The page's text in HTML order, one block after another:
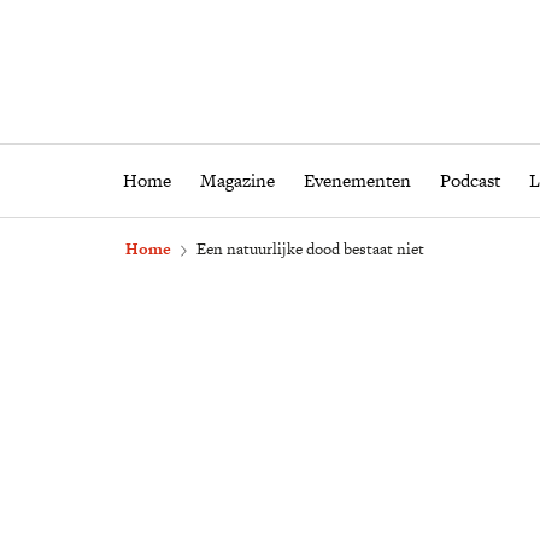
Home Magazine Evenementen Podcast
Home Magazine
Home Een natuurlijke dood bestaat niet